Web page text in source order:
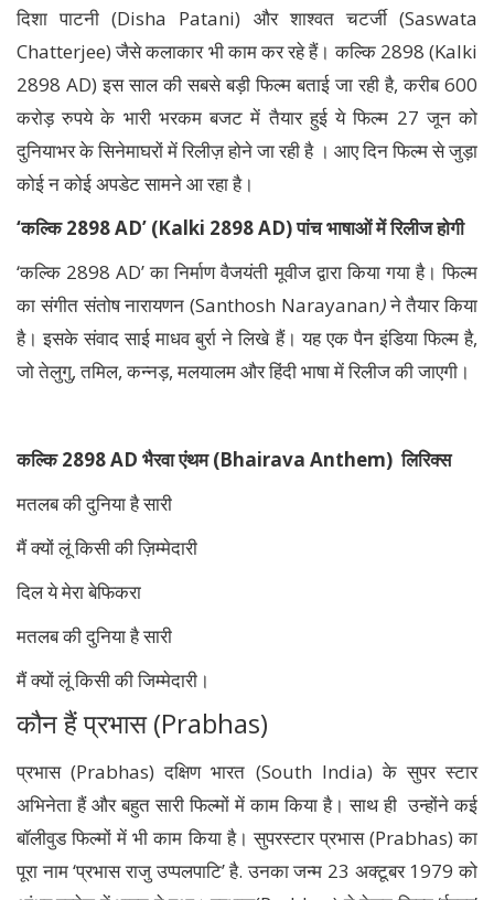
दिशा पाटनी (Disha Patani) और शाश्वत चटर्जी (Saswata
Chatterjee) जैसे कलाकार भी काम कर रहे हैं। कल्कि 2898 (Kalki
2898 AD) इस साल की सबसे बड़ी फिल्म बताई जा रही है, करीब 600
करोड़ रुपये के भारी भरकम बजट में तैयार हुई ये फिल्म 27 जून को
दुनियाभर के सिनेमाघरों में रिलीज़ होने जा रही है । आए दिन फिल्म से जुड़ा
कोई न कोई अपडेट सामने आ रहा है।
‘कल्कि 2898 AD’ (Kalki 2898 AD) पांच भाषाओं में रिलीज होगी
‘कल्कि 2898 AD’ का निर्माण वैजयंती मूवीज द्वारा किया गया है। फिल्म
का संगीत संतोष नारायणन (Santhosh Narayanan)ने तैयार किया
है। इसके संवाद साई माधव बुर्रा ने लिखे हैं। यह एक पैन इंडिया फिल्म है,
जो तेलुगु, तमिल, कन्नड़, मलयालम और हिंदी भाषा में रिलीज की जाएगी।
कल्कि 2898 AD भैरवा एंथम (Bhairava Anthem) लिरिक्स
मतलब की दुनिया है सारी
मैं क्यों लूं किसी की ज़िम्मेदारी
दिल ये मेरा बेफिकरा
मतलब की दुनिया है सारी
मैं क्यों लूं किसी की जिम्मेदारी।
कौन हैं प्रभास (Prabhas)
प्रभास (Prabhas) दक्षिण भारत (South India) के सुपर स्टार
अभिनेता हैं और बहुत सारी फिल्मों में काम किया है। साथ ही उन्होंने कई
बॉलीवुड फिल्मों में भी काम किया है। सुपरस्टार प्रभास (Prabhas) का
पूरा नाम ‘प्रभास राजु उप्पलपाटि’ है. उनका जन्म 23 अक्टूबर 1979 को